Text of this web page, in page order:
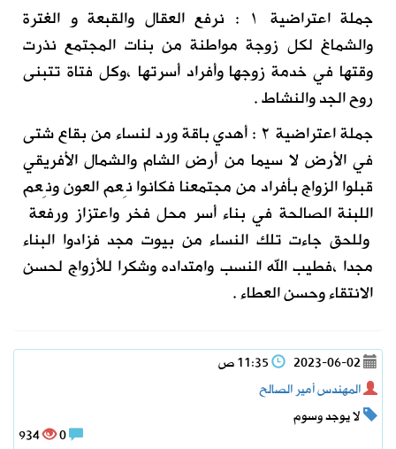
جملة اعتراضية ١ : نرفع العقال والقبعة و الغترة
والشماغ لكل زوجة مواطنة من بنات المجتمع نذرت
وقتها في خدمة زوجها وأفراد أسرتها ،وكل فتاة تتبنى
روح الجد والنشاط .
جملة اعتراضية ٢ : أهدي باقة ورد لنساء من بقاع شتى
في الأرض لا سيما من أرض الشام والشمال الأفريقي
قبلوا الزواج بأفراد من مجتمعنا فكانوا نِعم العون ونِعم
اللبنة الصالحة في بناء أسر محل فخر واعتزاز ورفعة
وللحق جاءت تلك النساء من بيوت مجد فزادوا البناء
مجدا ،فطيب الله النسب وامتداده وشكرا للأزواج لحسن
الانتقاء وحسن العطاء .
2023-06-02
المهندس أمير الصالح
لا يوجد وسوم
934